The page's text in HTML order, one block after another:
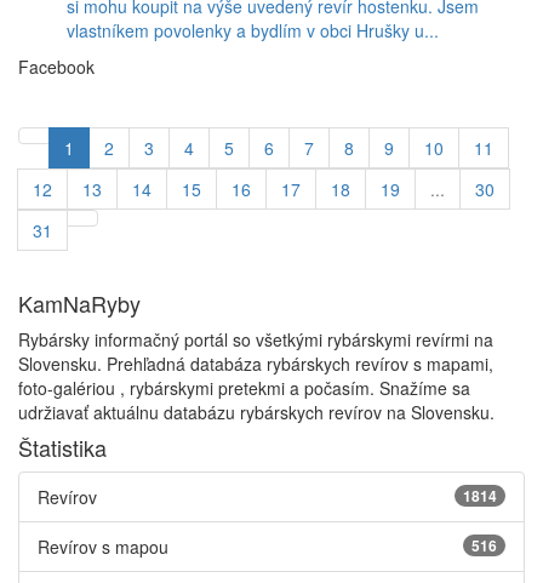
si mohu koupit na výše uvedený revír hostenku. Jsem
vlastníkem povolenky a bydlím v obci Hrušky u...
Facebook
1 2 3 4 5 6 7 8 9 10
11
12
13 14 15 16 17 18 19 ...
30
31
KamNaRyby
Rybársky informačný portál so všetkými rybárskymi revírmi na
Slovensku. Prehľadná databáza rybárskych revírov s mapami,
foto-galériou , rybárskymi pretekmi a počasím. Snažíme sa
udržiavať aktuálnu databázu rybárskych revírov na Slovensku.
Štatistika
1814
Revírov
516
Revírov s mapou